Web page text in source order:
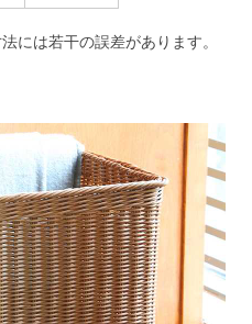
には若干の誤差があります。